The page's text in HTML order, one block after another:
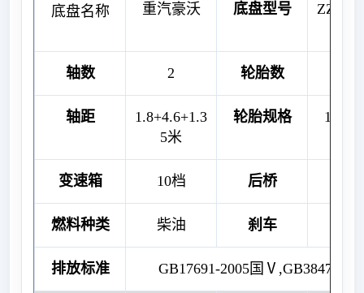
底盘名称 重汽豪沃 底盘型号
轴数 2 轮胎数
轴距
1.8+4.6+1.3
5米
轮胎规格
变速箱 10档 后桥
燃料种类 柴油 刹车
排放标准 GB17691-2005国Ⅴ,GB3847-